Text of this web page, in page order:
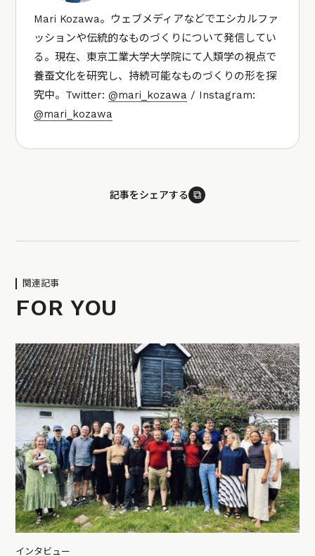
Mari Kozawa。ウェブメディアなどでエシカルファ
ッションや伝統的なものづくりについて発信してい
る。現在、東京工業大学大学院にて人類学の視点で
養蚕文化を研究し、持続可能なものづくりの形を探
究中。Twitter:@mari_kozawa / Instagram:
@mari_kozawa
記事をシェアする ⧉
関連記事
FOR YOU
インタビュー